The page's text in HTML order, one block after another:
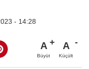
- 14:28
A
Büyüt
A
Küçült